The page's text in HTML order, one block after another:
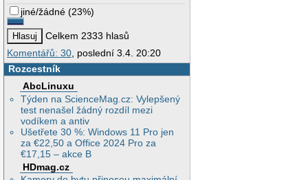
jiné/žádné (23%)
Celkem 2333 hlasů
Komentářů: 30, poslední 3.4. 20:20
Rozcestník
AbcLinuxu
Týden na ScienceMag.cz: Vylepšený
test nenašel žádný rozdíl mezi
vodíkem a antiv
Ušetřete 30 %: Windows 11 Pro jen
za €22,50 a Office 2024 Pro za
€17,15 – akce B
HDmag.cz